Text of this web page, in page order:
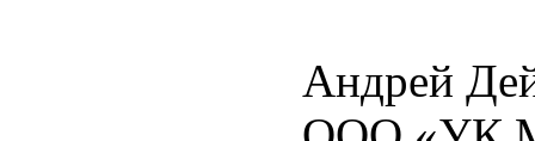
Андрей